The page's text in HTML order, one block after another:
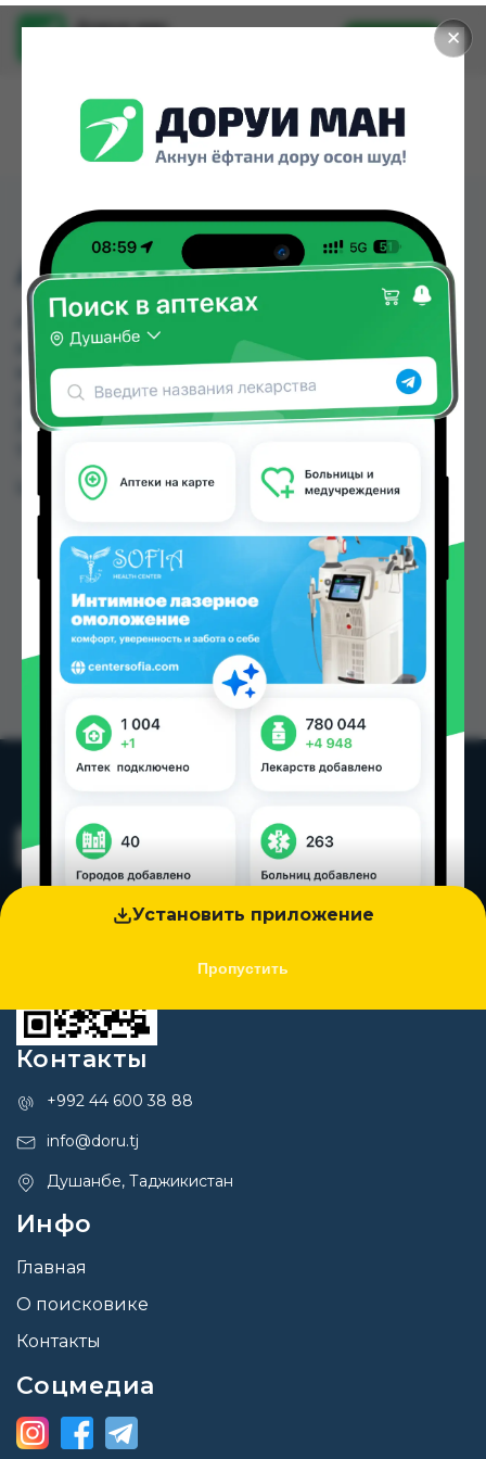
✕
Установить приложение
Пропустить
Доруи ман
Установить
АТАРАКС ТБ 25МГ №25
АТАРАКС ТБ 25МГ №25 можно купить или
заказать в аптеках, GS Дорухона, Абубакри
Карим, АЗИЗ ВАКО , Алишер-К, Амирӣ, Аптека +
24/7, Аптека Алфавит по цене от 19.00 TJS до
31.05 TJS в Душанбе и других городах
Цена: от19.00 TJS
Контакты
+992 44 600 38 88
info@doru.tj
Душанбе, Таджикистан
Инфо
Главная
О поисковике
Контакты
Соцмедиа